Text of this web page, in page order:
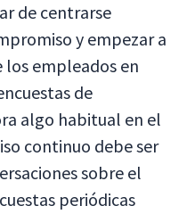
de centrarse
y empezar a
los empleados en
de
algo habitual en el
continuo debe ser
sobre el
periódicas